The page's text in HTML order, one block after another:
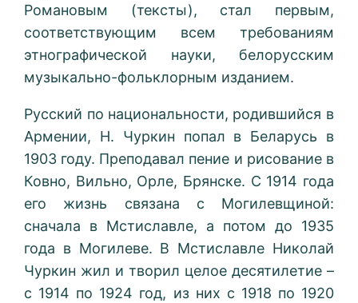
Романовым (тексты), стал первым,
соответствующим всем требованиям
этнографической науки, белорусским
музыкально-фольклорным изданием.
Русский по национальности, родившийся в
Армении, Н. Чуркин попал в Беларусь в
1903 году. Преподавал пение и рисование в
Ковно, Вильно, Орле, Брянске. С 1914 года
его жизнь связана с Могилевщиной:
сначала в Мстиславле, а потом до 1935
года в Могилеве. В Мстиславле Николай
Чуркин жил и творил целое десятилетие –
с 1914 по 1924 год, из них с 1918 по 1920